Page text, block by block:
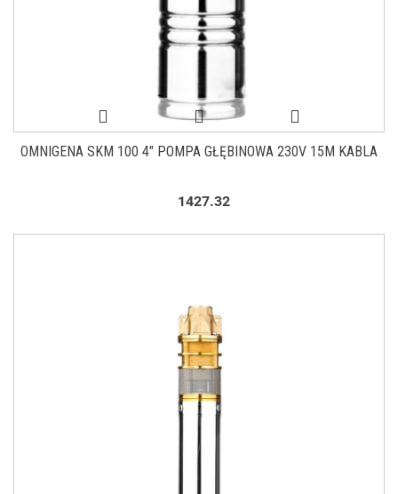
OMNIGENA SKM 100 4" POMPA GŁĘBINOWA 230V 15M KABLA
1427.32